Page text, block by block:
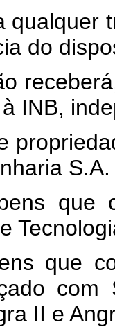
do
INB,
II e